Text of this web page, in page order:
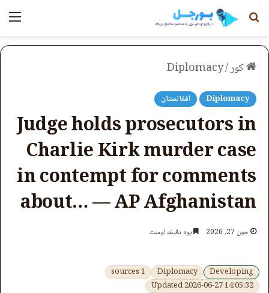
لټون
کور/
Diplomacy
Diplomacy افغانستان
Judge holds prosecutors in
Charlie Kirk murder case
in contempt for comments
about… — AP Afghanistan
جون 27, 2026 یوه دقیقه لوست
Developing
Diplomacy
1 sources
Updated 2026-06-27 14:05:32